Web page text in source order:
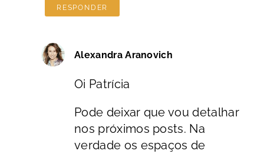
RESPONDER
Alexandra Aranovich
Oi Patrícia
Pode deixar que vou detalhar
nos próximos posts. Na
verdade os espaços de